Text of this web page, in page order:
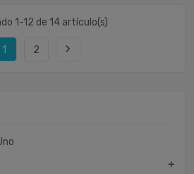
add
1-12 de 14 artículo(s)
1 2 navigate_next